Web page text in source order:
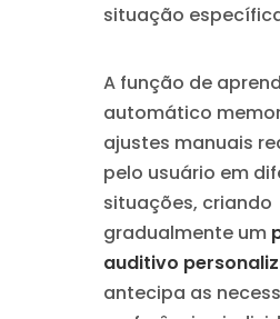
situação
A função de
automático
ajustes manuais
pelo usuário em
situações, criando
gradualmente um
auditivo
antecipa as